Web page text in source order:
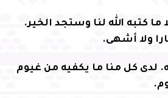
كتبه الله لنا وستجد الخير.
ولا أشهى.
كل منا ما يكفيه من غيوم